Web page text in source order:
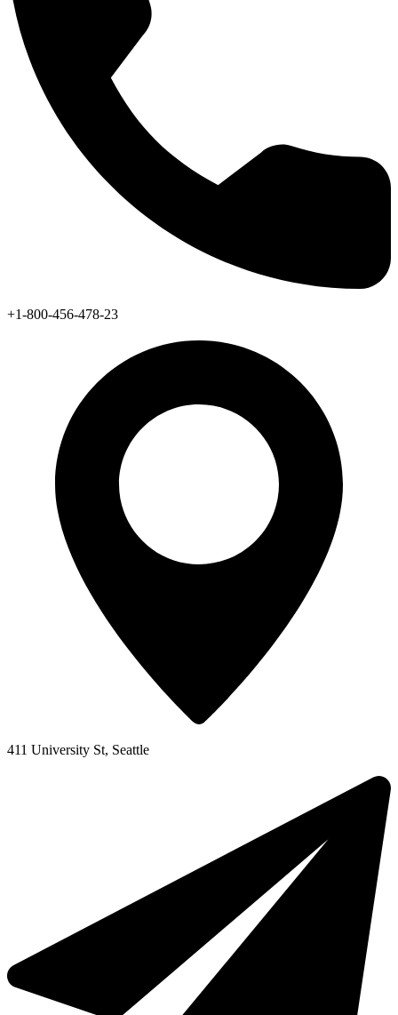
+1-800-456-478-23
411 University St, Seattle